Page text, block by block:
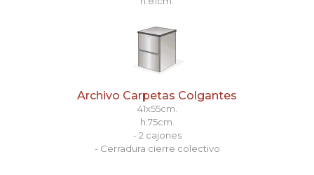
Archivo Carpetas Colgantes
41x55cm.
h:75cm.
- 2 cajones
- Cerradura cierre colectivo